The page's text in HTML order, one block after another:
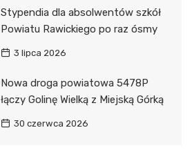
Stypendia dla absolwentów szkół
Powiatu Rawickiego po raz ósmy
3 lipca 2026
Nowa droga powiatowa 5478P
łączy Golinę Wielką z Miejską Górką
30 czerwca 2026